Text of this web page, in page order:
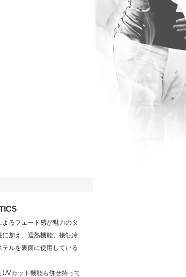
るフェード感が魅力のタ
加え、遮熱機能、接触冷
ルを裏面に使用している
カット機能も併せ持って